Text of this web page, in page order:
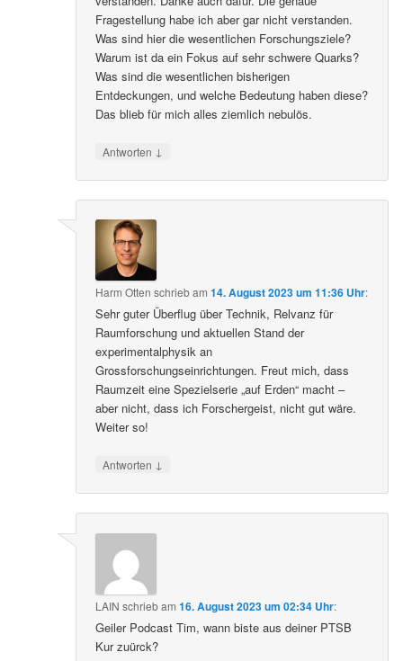
Fragestellung habe ich aber gar nicht verstanden.
Was sind hier die wesentlichen Forschungsziele?
Warum ist da ein Fokus auf sehr schwere Quarks?
Was sind die wesentlichen bisherigen
Entdeckungen, und welche Bedeutung haben diese?
Das blieb für mich alles ziemlich nebulös.
Antworten ↓
Harm Otten schriebam14. August 2023 um 11:36 Uhr:
Sehr guter Überflug über Technik, Relvanz für
Raumforschung und aktuellen Stand der
experimentalphysik an
Grossforschungseinrichtungen. Freut mich, dass
Raumzeit eine Spezielserie „auf Erden“ macht –
aber nicht, dass ich Forschergeist, nicht gut wäre.
Weiter so!
Antworten ↓
LAIN schriebam16. August 2023 um 02:34 Uhr:
Geiler Podcast Tim, wann biste aus deiner PTSB
Kur zuürck?